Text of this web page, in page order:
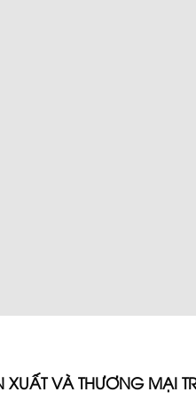
XUẤT VÀ THƯƠNG MẠI